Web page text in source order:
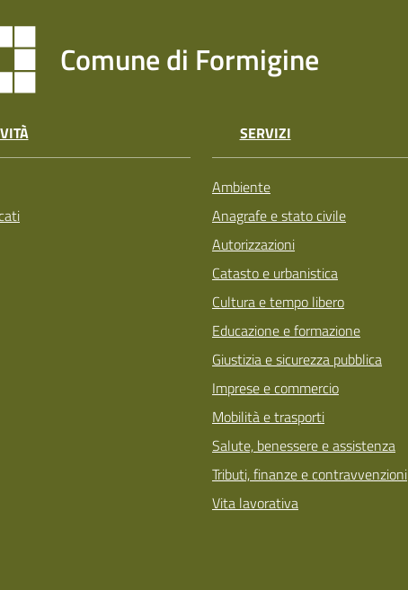
Comune di Formigine
SERVIZI
Ambiente
Anagrafe e stato civile
Autorizzazioni
Catasto e urbanistica
Cultura e tempo libero
Educazione e formazione
Giustizia e sicurezza pubblica
Imprese e commercio
Mobilità e trasporti
Salute, benessere e assistenza
Tributi, finanze e contravvenzioni
Vita lavorativa